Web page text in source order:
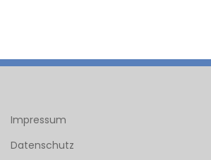
Impressum
Datenschutz